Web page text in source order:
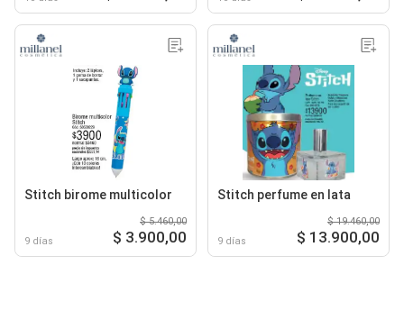
Stitch birome multicolor
9 días
$ 5.460,00
$ 3.900,00
Stitch perfume en lata
9 días
$ 19.460,00
$ 13.900,00